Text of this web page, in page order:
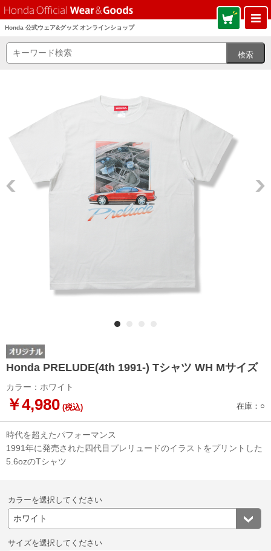
Honda 公式ウェア&グッズ オンラインショップ
Honda PRELUDE(4th 1991-) Tシャツ WH Mサイズ
カラー：ホワイト
￥4,980 (税込) 在庫：○
時代を超えたパフォーマンス
1991年に発売された四代目プレリュードのイラストをプリントした
5.6ozのTシャツ
カラーを選択してください
サイズを選択してください